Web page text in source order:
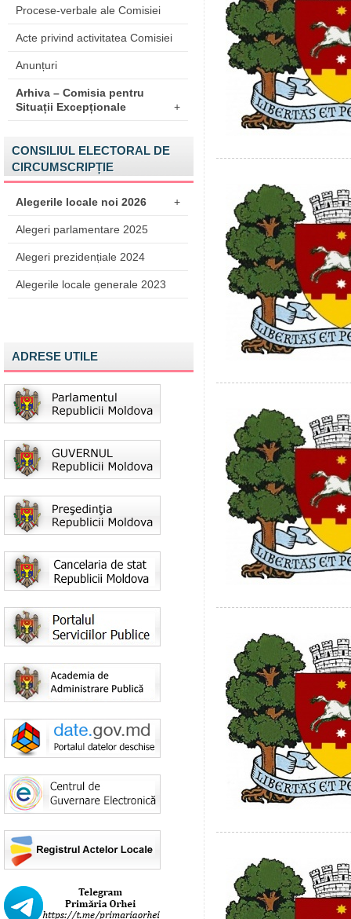
Procese-verbale ale Comisiei
Acte privind activitatea Comisiei
Anunțuri
Arhiva – Comisia pentru
Situații Excepționale
+
CONSILIUL ELECTORAL DE
CIRCUMSCRIPȚIE
Alegerile locale noi 2026 +
Alegeri parlamentare 2025
Alegeri prezidențiale 2024
Alegerile locale generale 2023
ADRESE UTILE